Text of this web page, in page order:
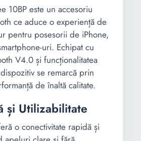
10BP este un accesoriu
ce aduce o experiență de
pentru posesorii de iPhone,
uri. Echipat cu
V4.0 și funcționalitatea
se remarcă prin
de înaltă calitate.
și Utilizabilitate
o conectivitate rapidă și